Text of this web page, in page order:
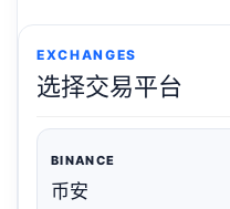
EXCHANGES
选择交易平台
BINANCE
币安